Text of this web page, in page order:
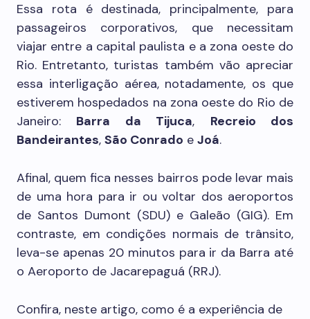
Essa rota é destinada, principalmente, para
passageiros corporativos, que necessitam
viajar entre a capital paulista e a zona oeste do
Rio. Entretanto, turistas também vão apreciar
essa interligação aérea, notadamente, os que
estiverem hospedados na zona oeste do Rio de
Janeiro: Barra da Tijuca, Recreio dos
Bandeirantes, São Conrado e Joá.
Afinal, quem fica nesses bairros pode levar mais
de uma hora para ir ou voltar dos aeroportos
de Santos Dumont (SDU) e Galeão (GIG). Em
contraste, em condições normais de trânsito,
leva-se apenas 20 minutos para ir da Barra até
o Aeroporto de Jacarepaguá (RRJ).
Confira, neste artigo, como é a experiência de